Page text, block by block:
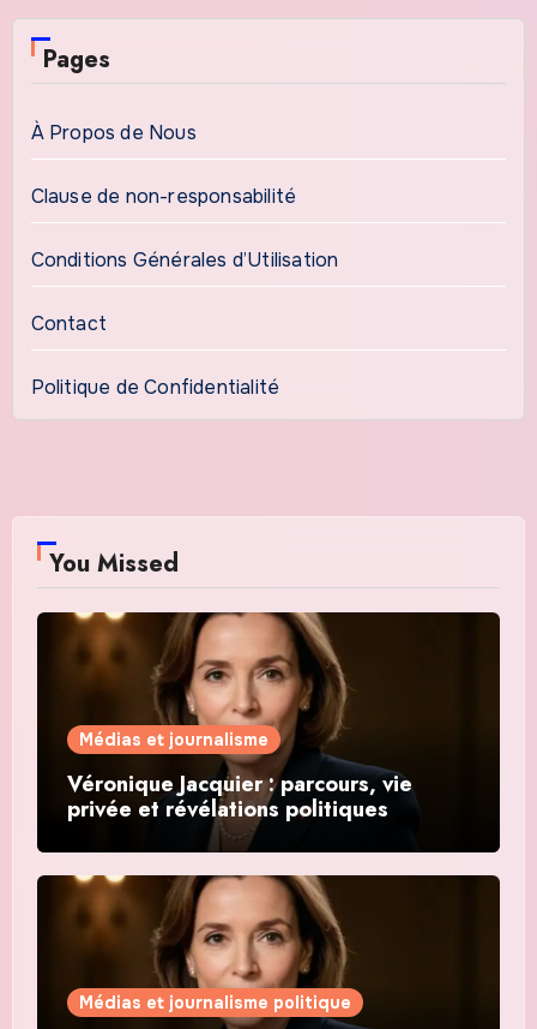
Pages
À Propos de Nous
Clause de non-responsabilité
Conditions Générales d’Utilisation
Contact
Politique de Confidentialité
You Missed
Médias et journalisme
Véronique Jacquier : parcours, vie
privée et révélations politiques
Médias et journalisme politique